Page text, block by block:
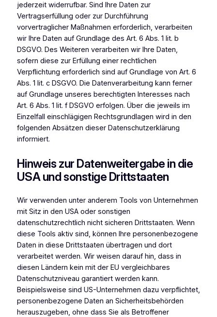
jederzeit widerrufbar. Sind Ihre Daten zur
Vertragserfüllung oder zur Durchführung
vorvertraglicher Maßnahmen erforderlich, verarbeiten
wir Ihre Daten auf Grundlage des Art. 6 Abs. 1 lit. b
DSGVO. Des Weiteren verarbeiten wir Ihre Daten,
sofern diese zur Erfüllung einer rechtlichen
Verpflichtung erforderlich sind auf Grundlage von Art. 6
Abs. 1 lit. c DSGVO. Die Datenverarbeitung kann ferner
auf Grundlage unseres berechtigten Interesses nach
Art. 6 Abs. 1 lit. f DSGVO erfolgen. Über die jeweils im
Einzelfall einschlägigen Rechtsgrundlagen wird in den
folgenden Absätzen dieser Datenschutzerklärung
informiert.
Hinweis zur Datenweitergabe in die
USA und sonstige Drittstaaten
Wir verwenden unter anderem Tools von Unternehmen
mit Sitz in den USA oder sonstigen
datenschutzrechtlich nicht sicheren Drittstaaten. Wenn
diese Tools aktiv sind, können Ihre personenbezogene
Daten in diese Drittstaaten übertragen und dort
verarbeitet werden. Wir weisen darauf hin, dass in
diesen Ländern kein mit der EU vergleichbares
Datenschutzniveau garantiert werden kann.
Beispielsweise sind US-Unternehmen dazu verpflichtet,
personenbezogene Daten an Sicherheitsbehörden
herauszugeben, ohne dass Sie als Betroffener